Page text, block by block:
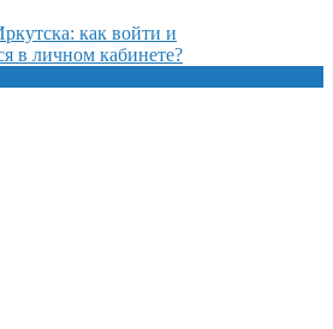
как войти и
в личном кабинете?